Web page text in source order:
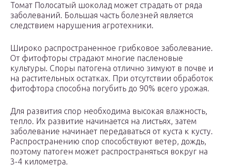
Томат Полосатый шоколад может страдать от ряда
заболеваний. Большая часть болезней является
следствием нарушения агротехники.
Широко распространенное грибковое заболевание.
От фитофторы страдают многие пасленовые
культуры. Споры патогена отлично зимуют в почве и
на растительных остатках. При отсутствии обработок
фитофтора способна погубить до 90% всего урожая.
Для развития спор необходима высокая влажность,
тепло. Их развитие начинается на листьях, затем
заболевание начинает передаваться от куста к кусту.
Распространению спор способствуют ветер, дождь,
поэтому патоген может распространяться вокруг на
3-4 километра.